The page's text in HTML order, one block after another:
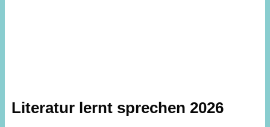
Literatur lernt sprechen2026